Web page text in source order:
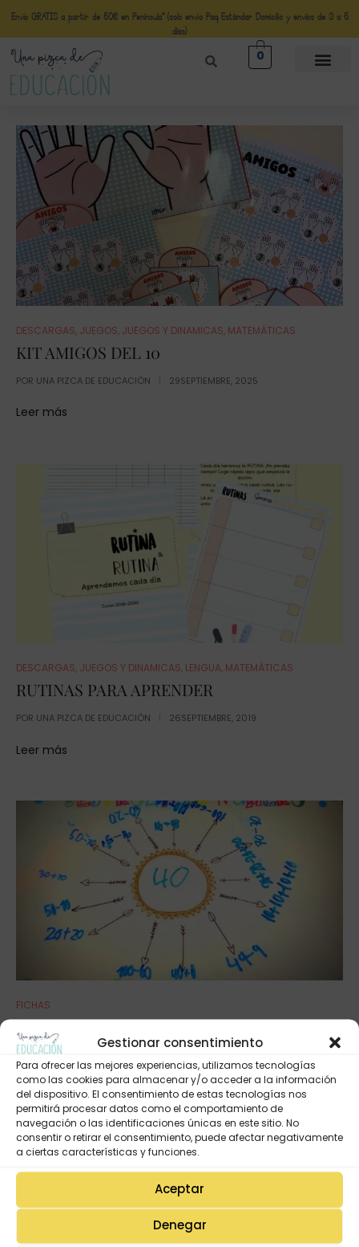
Gestionar consentimiento
Para ofrecer las mejores experiencias, utilizamos tecnologías
como las cookies para almacenar y/o acceder a la información
del dispositivo. El consentimiento de estas tecnologías nos
permitirá procesar datos como el comportamiento de
navegación o las identificaciones únicas en este sitio. No
consentir o retirar el consentimiento, puede afectar negativamente
a ciertas características y funciones.
Aceptar
Denegar
Envío GRATIS a partir de 50€ en Península* (solo envio Paq Estándar Domicilio y envíos de 3 a 5
días)
0
DESCARGAS, JUEGOS, JUEGOS Y DINAMICAS, MATEMÁTICAS
KIT AMIGOS DEL 10
POR UNA PIZCA DE EDUCACIÓN 29SEPTIEMBRE, 2025
Leer más
DESCARGAS, JUEGOS Y DINAMICAS, LENGUA, MATEMÁTICAS
RUTINAS PARA APRENDER
POR UNA PIZCA DE EDUCACIÓN 26SEPTIEMBRE, 2019
Leer más
FICHAS
Método ABN: destroza números
PORUNA PIZCA DE EDUCACIÓN
Leer más